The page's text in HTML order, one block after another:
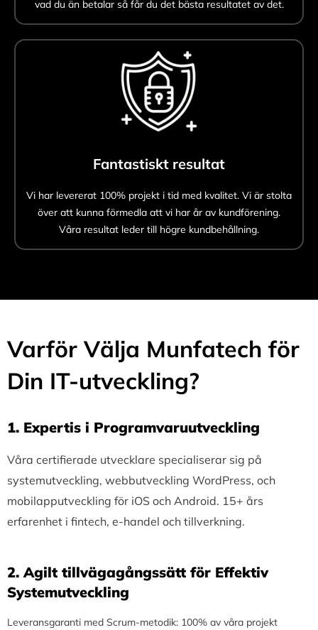
vad du än betalar så får du det bästa resultatet av det.
Fantastiskt resultat
Vi har levererat 100% projekt i tid med kvalitet. Vi är stolta
över att kunna förmedla att vi har år av kundförening.
Våra resultat leder till högre kundbehållning.
Varför Välja Munfatech för
Din IT-utveckling?
1.⁠ ⁠Expertis i Programvaruutveckling
Våra certifierade utvecklare specialiserar sig på
systemutveckling, webbutveckling WordPress, och
mobilapputveckling för iOS och Android. 15+ års
erfarenhet i fintech, e-handel och tillverkning.
2.⁠ ⁠Agilt tillvägagångssätt för Effektiv
Systemutveckling
Leveransgaranti med Scrum-metodik: 100% av våra projekt